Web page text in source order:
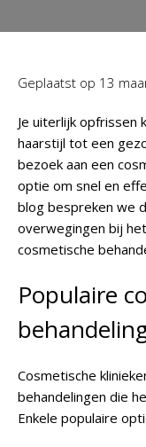
Geplaatst op 13
Je uiterlijk opfrissen
haarstijl tot een
bezoek aan een
optie om snel en
blog bespreken we
overwegingen bij
cosmetische
Populaire
Cosmetische
behandelingen die
Enkele populaire